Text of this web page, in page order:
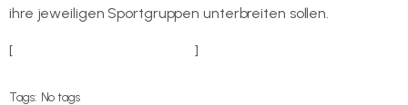
ihre jeweiligen Sportgruppen unterbreiten sollen.
[zum Muskelkater-Mittwoch ]
Tags: No tags